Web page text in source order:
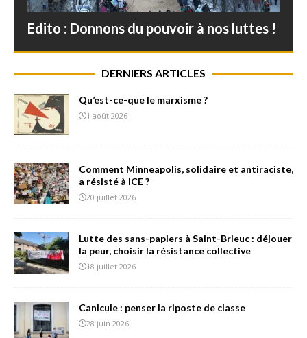
Edito : Donnons du pouvoir à nos luttes !
DERNIERS ARTICLES
Qu’est-ce-que le marxisme ?
1 août 2026
Comment Minneapolis, solidaire et antiraciste,
a résisté à ICE ?
20 juillet 2026
Lutte des sans-papiers à Saint-Brieuc : déjouer
la peur, choisir la résistance collective
18 juillet 2026
Canicule : penser la riposte de classe
28 juin 2026